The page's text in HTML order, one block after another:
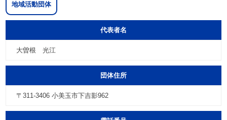
地域活動団体
代表者名
大曽根 光江
団体住所
〒311-3406 小美玉市下吉影962